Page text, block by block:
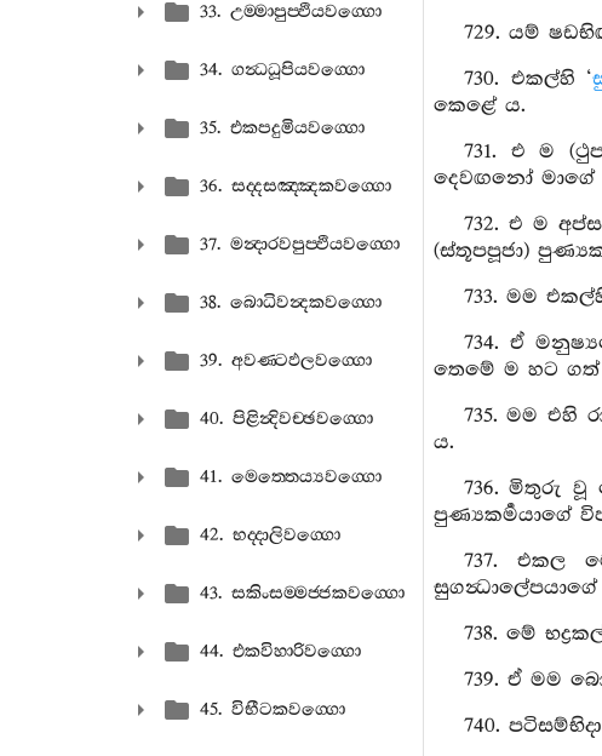
33. උම‍්මාපුප‍්ඵියවග‍්ගො
34. ගන්‍ධධූපියවග‍්ගො
35. එකපදුමියවග‍්ගො
36. සද‍්දසඤ‍්ඤකවග‍්ගො
37. මන්‍දාරවපුප‍්ඵියවග‍්ගො
38. බොධිවන්‍දකවග‍්ගො
39. අවණ‍්ටඵලවග‍්ගො
40. පිළින්‍දිවච‍්ඡවග‍්ගො
41. මෙත‍්තෙය්‍යවග‍්ගො
42. භද‍්දාලිවග‍්ගො
43. සකිංසම‍්මජ‍්ජකවග‍්ගො
44. එකවිහාරිවග‍්ගො
45. විභීටකවග‍්ගො
729. යම්
730. එකල්හි ‘
කෙළේ ය.
731. එ ම
දෙවඟනෝ
732. එ ම
(ස්තූපපූජා)
733. මම
734. ඒ
තෙමේ ම හට ගත්
735. මම එහි
ය.
736. මිතුරු වූ
පුණ්‍යකර්‍මයාගේ
737. එකල
738. මේ
739. ඒ මම
740.